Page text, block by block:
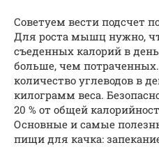
Советуем вести подсчет
Для роста мышц нужно,
съеденных калорий в
больше, чем
количество углеводов в
килограмм веса.
20 % от общей
Основные и самые
пищи для качка: